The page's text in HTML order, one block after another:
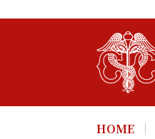
HOME